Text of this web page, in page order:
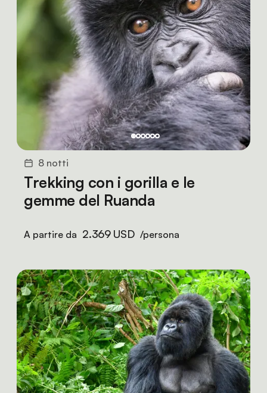
8 notti
Trekking con i gorilla e le
gemme del Ruanda
A partire da 2.369 USD /persona